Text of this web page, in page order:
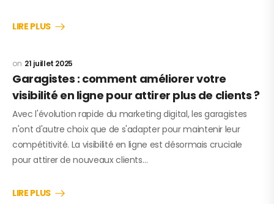
LIRE PLUS
21 juillet 2025
Garagistes : comment améliorer votre
visibilité en ligne pour attirer plus de clients ?
Avec l'évolution rapide du marketing digital, les garagistes
n'ont d'autre choix que de s'adapter pour maintenir leur
compétitivité. La visibilité en ligne est désormais cruciale
pour attirer de nouveaux clients…
LIRE PLUS